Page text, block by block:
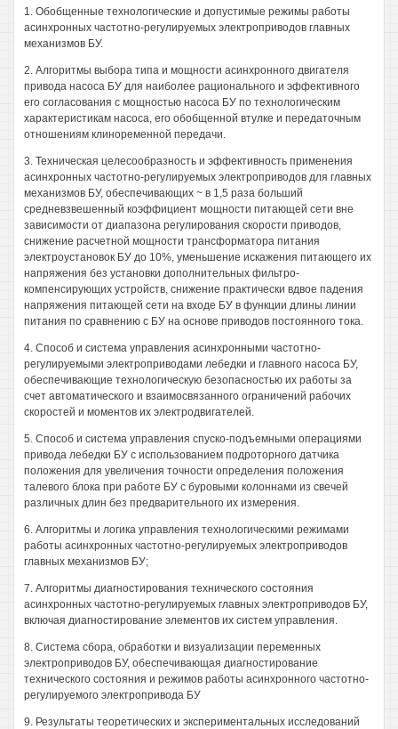
1. Обобщенные технологические и допустимые режимы работы
асинхронных частотно-регулируемых электроприводов главных
механизмов БУ.
2. Алгоритмы выбора типа и мощности асинхронного двигателя
привода насоса БУ для наиболее рационального и эффективного
его согласования с мощностью насоса БУ по технологическим
характеристикам насоса, его обобщенной втулке и передаточным
отношениям клиноременной передачи.
3. Техническая целесообразность и эффективность применения
асинхронных частотно-регулируемых электроприводов для главных
механизмов БУ, обеспечивающих ~ в 1,5 раза больший
средневзвешенный коэффициент мощности питающей сети вне
зависимости от диапазона регулирования скорости приводов,
снижение расчетной мощности трансформатора питания
электроустановок БУ до 10%, уменьшение искажения питающего их
напряжения без установки дополнительных фильтро-
компенсирующих устройств, снижение практически вдвое падения
напряжения питающей сети на входе БУ в функции длины линии
питания по сравнению с БУ на основе приводов постоянного тока.
4. Способ и система управления асинхронными частотно-
регулируемыми электроприводами лебедки и главного насоса БУ,
обеспечивающие технологическую безопасностью их работы за
счет автоматического и взаимосвязанного ограничений рабочих
скоростей и моментов их электродвигателей.
5. Способ и система управления спуско-подъемными операциями
привода лебедки БУ с использованием подроторного датчика
положения для увеличения точности определения положения
талевого блока при работе БУ с буровыми колоннами из свечей
различных длин без предварительного их измерения.
6. Алгоритмы и логика управления технологическими режимами
работы асинхронных частотно-регулируемых электроприводов
главных механизмов БУ;
7. Алгоритмы диагностирования технического состояния
асинхронных частотно-регулируемых главных электроприводов БУ,
включая диагностирование элементов их систем управления.
8. Система сбора, обработки и визуализации переменных
электроприводов БУ, обеспечивающая диагностирование
технического состояния и режимов работы асинхронного частотно-
регулируемого электропривода БУ
9. Результаты теоретических и экспериментальных исследований